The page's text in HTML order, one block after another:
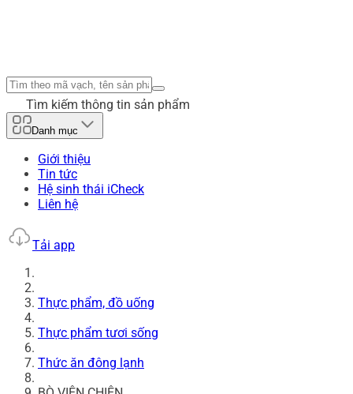
Tìm kiếm thông tin sản phẩm
Danh mục
Giới thiệu
Tin tức
Hệ sinh thái iCheck
Liên hệ
Tải app
Thực phẩm, đồ uống
Thực phẩm tươi sống
Thức ăn đông lạnh